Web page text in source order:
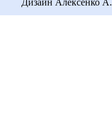
Дизайн Алексенко А.